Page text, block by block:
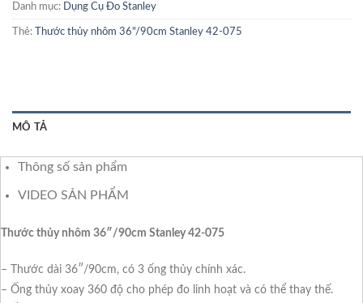
Danh mục: Dụng Cụ Đo Stanley
Thẻ: Thước thủy nhôm 36"/90cm Stanley 42-075
MÔ TẢ
Thông số sản phẩm
VIDEO SẢN PHẨM
Thước thủy nhôm 36″/90cm Stanley 42-075
– Thước dài 36″/90cm, có 3 ống thủy chính xác.
– Ống thủy xoay 360 độ cho phép đo linh hoạt và có thể thay thế.